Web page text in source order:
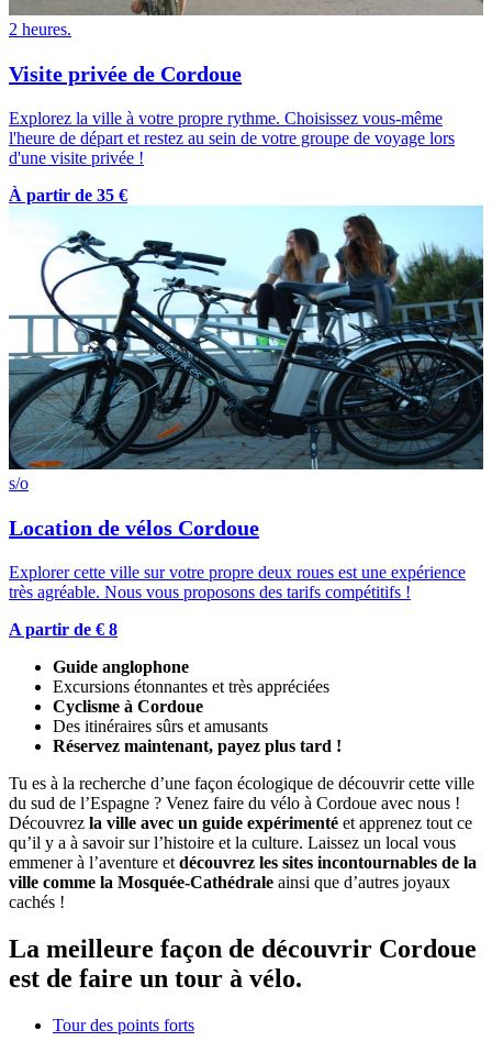
2 heures.
Visite privée de Cordoue
Explorez la ville à votre propre rythme. Choisissez vous-même
l'heure de départ et restez au sein de votre groupe de voyage lors
d'une visite privée !
À partir de 35 €
s/o
Location de vélos Cordoue
Explorer cette ville sur votre propre deux roues est une expérience
très agréable. Nous vous proposons des tarifs compétitifs !
A partir de € 8
Guide anglophone
Excursions étonnantes et très appréciées
Cyclisme à Cordoue
Des itinéraires sûrs et amusants
Réservez maintenant, payez plus tard !
Tu es à la recherche d’une façon écologique de découvrir cette ville
du sud de l’Espagne ? Venez faire du vélo à Cordoue avec nous !
Découvrez la ville avec un guide expérimenté et apprenez tout ce
qu’il y a à savoir sur l’histoire et la culture. Laissez un local vous
emmener à l’aventure et découvrez les sites incontournables de la
ville comme la Mosquée-Cathédrale ainsi que d’autres joyaux
cachés !
La meilleure façon de découvrir Cordoue
est de faire un tour à vélo.
Tour des points forts